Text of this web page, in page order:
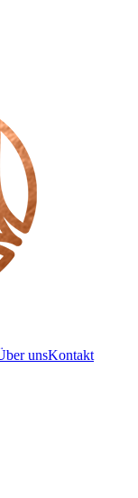
unsKontakt